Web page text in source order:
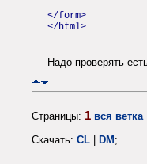
</form>
</html>
Надо проверять
Страницы: 1 вся ветка
Скачать: CL DM ;